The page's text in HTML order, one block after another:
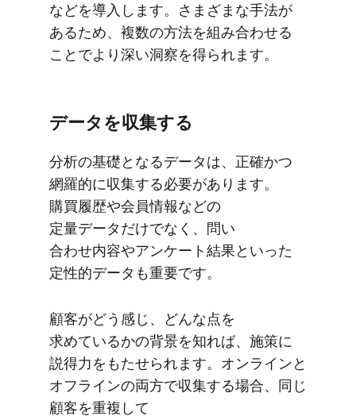
などを​導入します。​さまざまな​手法が​
ある​ため、​複数の​方法を​組み合わせる​
ことで​より​深い​洞察を​得られます。
データを​収集する
分析の​基礎と​なる​データは、​正確かつ​
網羅的に​収集する​必要が​あります。​
購買履歴や​会員情報などの​
定量データだけでなく、​問い​
合わせ内容や​アンケート結果と​いった​
定性的データも​重要です。
顧客が​どう​感じ、​どんな​点を​
求めているかの​背景を​知れば、​施策に​
説得力を​もたせられます。​オンラインと​
オフラインの​両方で​収集する​場合、​同じ​
顧客を​重複して​